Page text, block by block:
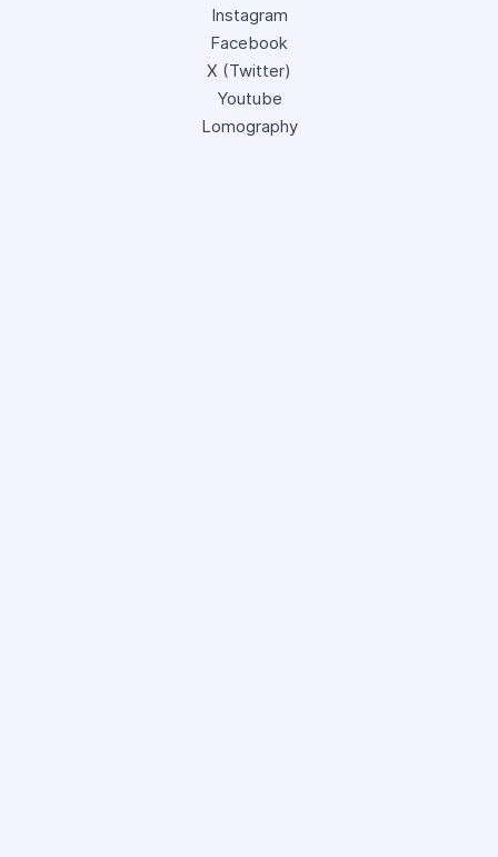
Instagram
Facebook
X (Twitter)
Youtube
Lomography